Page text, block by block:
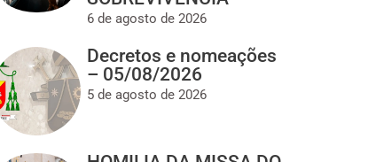
6 de agosto de 2026
Decretos e nomeações
– 05/08/2026
5 de agosto de 2026